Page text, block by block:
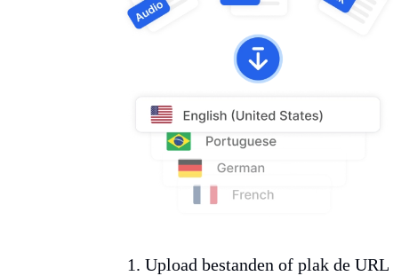
1. Upload bestanden of plak de URL